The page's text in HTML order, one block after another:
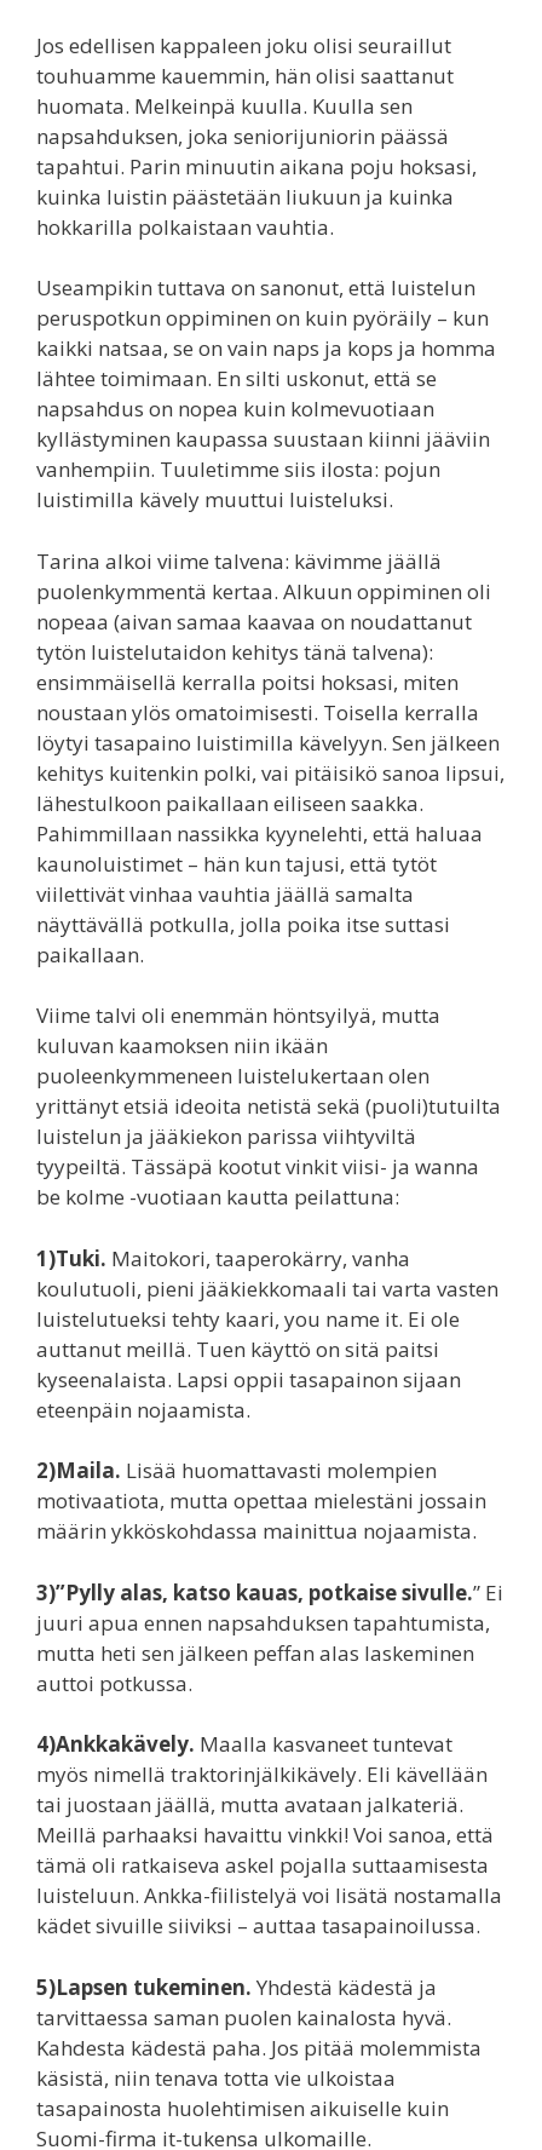
Jos edellisen kappaleen joku olisi seuraillut
touhuamme kauemmin, hän olisi saattanut
huomata. Melkeinpä kuulla. Kuulla sen
napsahduksen, joka seniorijuniorin päässä
tapahtui. Parin minuutin aikana poju hoksasi,
kuinka luistin päästetään liukuun ja kuinka
hokkarilla polkaistaan vauhtia.
Useampikin tuttava on sanonut, että luistelun
peruspotkun oppiminen on kuin pyöräily – kun
kaikki natsaa, se on vain naps ja kops ja homma
lähtee toimimaan. En silti uskonut, että se
napsahdus on nopea kuin kolmevuotiaan
kyllästyminen kaupassa suustaan kiinni jääviin
vanhempiin. Tuuletimme siis ilosta: pojun
luistimilla kävely muuttui luisteluksi.
Tarina alkoi viime talvena: kävimme jäällä
puolenkymmentä kertaa. Alkuun oppiminen oli
nopeaa (aivan samaa kaavaa on noudattanut
tytön luistelutaidon kehitys tänä talvena):
ensimmäisellä kerralla poitsi hoksasi, miten
noustaan ylös omatoimisesti. Toisella kerralla
löytyi tasapaino luistimilla kävelyyn. Sen jälkeen
kehitys kuitenkin polki, vai pitäisikö sanoa lipsui,
lähestulkoon paikallaan eiliseen saakka.
Pahimmillaan nassikka kyynelehti, että haluaa
kaunoluistimet – hän kun tajusi, että tytöt
viilettivät vinhaa vauhtia jäällä samalta
näyttävällä potkulla, jolla poika itse suttasi
paikallaan.
Viime talvi oli enemmän höntsyilyä, mutta
kuluvan kaamoksen niin ikään
puoleenkymmeneen luistelukertaan olen
yrittänyt etsiä ideoita netistä sekä (puoli)tutuilta
luistelun ja jääkiekon parissa viihtyviltä
tyypeiltä. Tässäpä kootut vinkit viisi- ja wanna
be kolme -vuotiaan kautta peilattuna:
1)Tuki. Maitokori, taaperokärry, vanha
koulutuoli, pieni jääkiekkomaali tai varta vasten
luistelutueksi tehty kaari, you name it. Ei ole
auttanut meillä. Tuen käyttö on sitä paitsi
kyseenalaista. Lapsi oppii tasapainon sijaan
eteenpäin nojaamista.
2)Maila. Lisää huomattavasti molempien
motivaatiota, mutta opettaa mielestäni jossain
määrin ykköskohdassa mainittua nojaamista.
3)”Pylly alas, katso kauas, potkaise sivulle.” Ei
juuri apua ennen napsahduksen tapahtumista,
mutta heti sen jälkeen peffan alas laskeminen
auttoi potkussa.
4)Ankkakävely. Maalla kasvaneet tuntevat
myös nimellä traktorinjälkikävely. Eli kävellään
tai juostaan jäällä, mutta avataan jalkateriä.
Meillä parhaaksi havaittu vinkki! Voi sanoa, että
tämä oli ratkaiseva askel pojalla suttaamisesta
luisteluun. Ankka-fiilistelyä voi lisätä nostamalla
kädet sivuille siiviksi – auttaa tasapainoilussa.
5)Lapsen tukeminen. Yhdestä kädestä ja
tarvittaessa saman puolen kainalosta hyvä.
Kahdesta kädestä paha. Jos pitää molemmista
käsistä, niin tenava totta vie ulkoistaa
tasapainosta huolehtimisen aikuiselle kuin
Suomi-firma it-tukensa ulkomaille.